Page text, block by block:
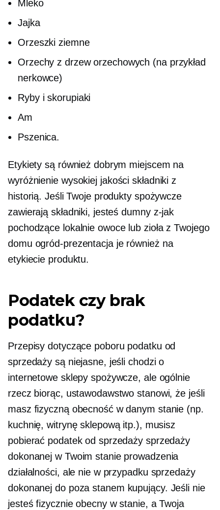
Mleko
Jajka
Orzeszki ziemne
Orzechy z drzew orzechowych (na przykład
nerkowce)
Ryby i skorupiaki
Am
Pszenica.
Etykiety są również dobrym miejscem na
wyróżnienie wysokiej jakości składniki z
historią. Jeśli Twoje produkty spożywcze
zawierają składniki, jesteś dumny z-jak
pochodzące lokalnie owoce lub zioła z Twojego
domu ogród-prezentacjaje również na
etykiecie produktu.
Podatek czy brak
podatku?
Przepisy dotyczące poboru podatku od
sprzedaży są niejasne, jeśli chodzi o
internetowe sklepy spożywcze, ale ogólnie
rzecz biorąc, ustawodawstwo stanowi, że jeśli
masz fizyczną obecność w danym stanie (np.
kuchnię, witrynę sklepową itp.), musisz
pobierać podatek od sprzedaży sprzedaży
dokonanej w Twoim stanie prowadzenia
działalności, ale nie w przypadku sprzedaży
dokonanej do poza stanem kupujący. Jeśli nie
jesteś fizycznie obecny w stanie, a Twoja